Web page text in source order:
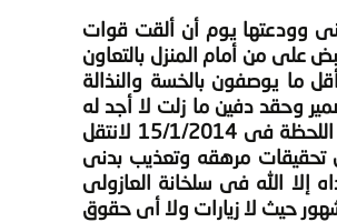
وودعتها يوم أن ألقت قوات
على من أمام المنزل بالتعاون
ما يوصفون بالخسة والنذالة
وحقد دفين ما زلت لا أجد له
سببا حتى اللحظة فى 15/1/2014 لانتقل
تحقيقات مرهقه وتعذيب بدنى
إلا الله فى سلخانة العازولى
4 شهور حيث لا زيارات ولا أى حقوق